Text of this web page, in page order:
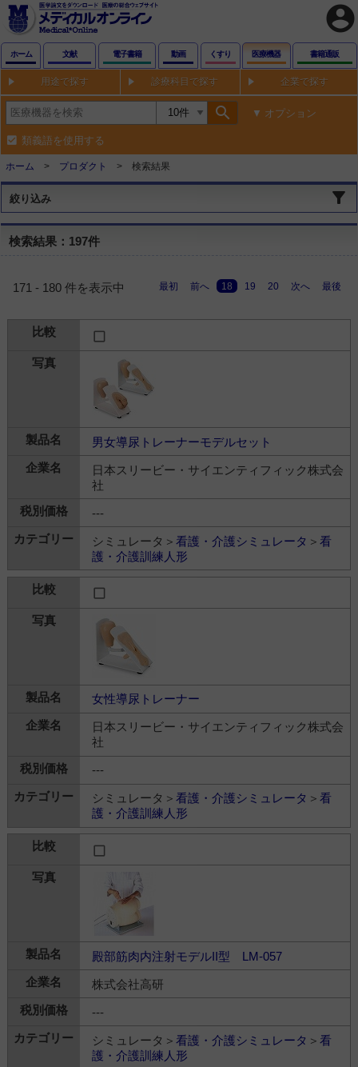
account_circle
ホーム 文献 電子書籍 動画 くすり 医療機器 書籍通販
用途で探す 診療科目で探す 企業で探す
search オプション
類義語を使用する
ホーム プロダクト 検索結果
絞り込み
検索結果：197件
171 - 180 件を表示中 最初 前へ 18 19 20 次へ 最後
男女導尿トレーナーモデルセット
日本スリービー・サイエンティフィック株式会
社
---
シミュレータ＞ 看護・介護シミュレータ ＞ 看
護・介護訓練人形
女性導尿トレーナー
日本スリービー・サイエンティフィック株式会
社
---
シミュレータ＞ 看護・介護シミュレータ ＞ 看
護・介護訓練人形
殿部筋肉内注射モデルII型 LM-057
株式会社高研
---
シミュレータ＞ 看護・介護シミュレータ ＞ 看
護・介護訓練人形